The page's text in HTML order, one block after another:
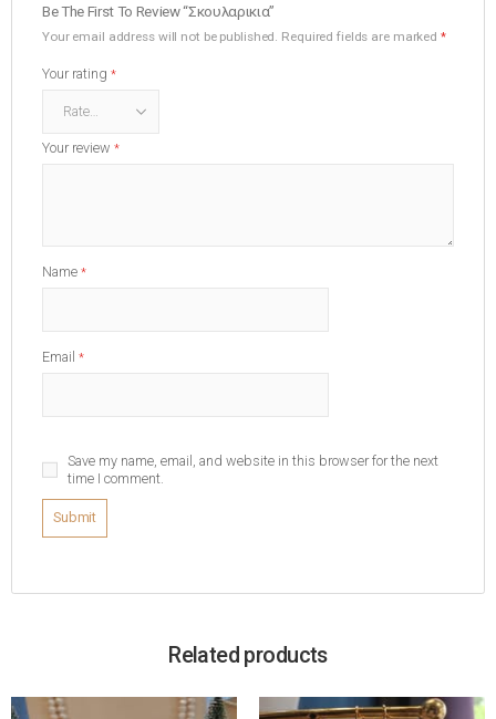
Be The First To Review “Σκουλαρικια”
Your email address will not be published. Required fields are marked *
Your rating *
Your review *
Name *
Email *
Save my name, email, and website in this browser for the next
time I comment.
Related products